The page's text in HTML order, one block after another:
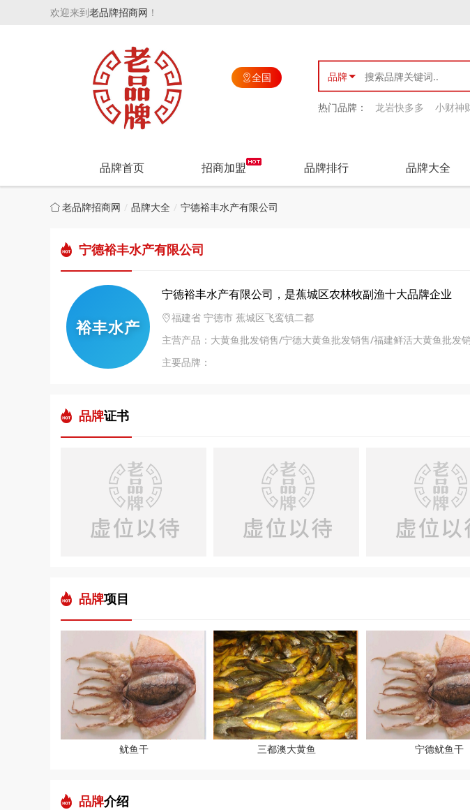
欢迎来到老品牌招商网 ！
全国 品牌
热门品牌： 龙岩快多多 小财神
品牌首页 招商加盟 品牌排行 品牌大全
老品牌招商网 品牌大全 宁德裕丰水产有限公司
宁德裕丰水产有限公司
裕丰水产
宁德裕丰水产有限公司，是蕉城区农林牧副渔十大品牌企业
福建省 宁德市 蕉城区飞鸾镇二都
主要品牌：
品牌证书
品牌项目
鱿鱼干 三都澳大黄鱼 宁德鱿鱼干
品牌介绍